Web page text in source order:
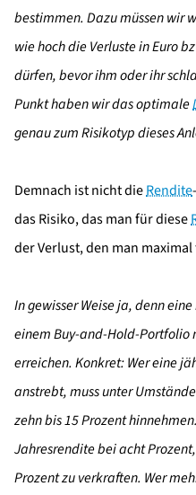
bestimmen. Dazu müssen wir
wie hoch die Verluste in Euro
dürfen, bevor ihm oder ihr
Punkt haben wir das optimale
genau zum Risikotyp dieses
Demnach ist nicht dieRendite
das Risiko, das man für diese
der Verlust, den man
In gewisser Weise ja, denn
einem Buy-and-Hold-Portfolio
erreichen. Konkret: Wer eine
anstrebt, muss unter
zehn bis 15 Prozent
Jahresrendite bei acht
Prozent zu verkraften. Wer